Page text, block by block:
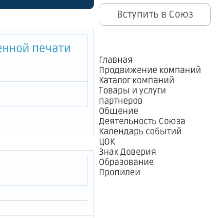
Вступить в Союз
Главная
Продвижение компаний
Каталог компаний
Товары и услуги
партнеров
Общение
Деятельность Союза
Календарь событий
ЦОК
Знак Доверия
Образование
Пропилеи
печати